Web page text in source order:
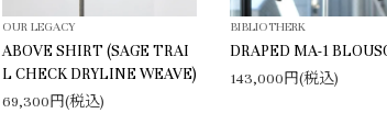
OUR LEGACY
ABOVE SHIRT (SAGE TRAI
L CHECK DRYLINE WEAVE)
69,300円(税込)
BIBLIOTHERK
DRAPED MA-1
143,000円(税込)